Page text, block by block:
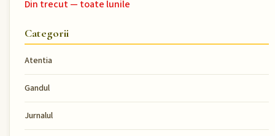
Din trecut — toate lunile
Categorii
Atentia
Gandul
Jurnalul